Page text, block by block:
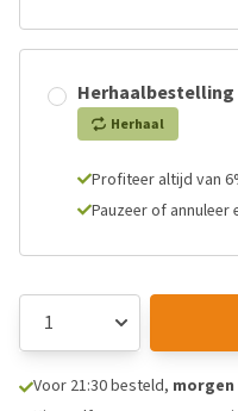
Herhaalbestelling
Herhaal
Profiteer altijd van
Pauzeer of
Voor 21:30 besteld, morgen